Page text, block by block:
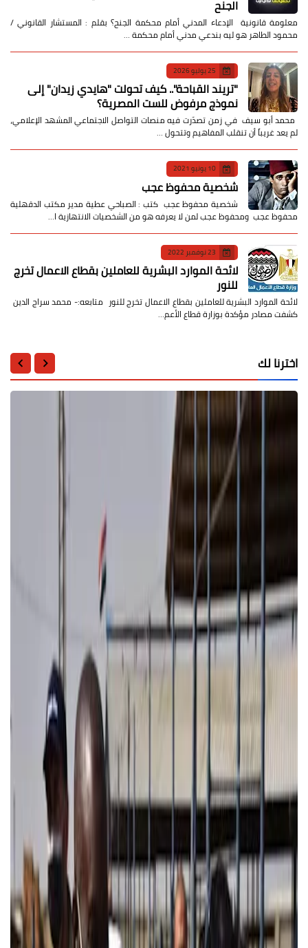
الجنح
معلومة قانونية الإدعاء المدني أمام محكمة الجنح؟ بقلم : المستشار القانوني /
محمود الطاهر هو ليه بندعي مدني أمام محكمة …
25 يوليو 2026
​"تريند القباحة".. كيف تحولت "هايدي زيدان" إلى
نموذج مرفوض للست المصرية؟
​ محمد أبو سيف ​في زمن تصدّرت فيه منصات التواصل الاجتماعي المشهد الإعلامي،
لم يعد غريباً أن تنقلب المفاهيم وتتحول …
10 يونيو 2021
شخصية محفوظ عجب
شخصية محفوظ عجب كتب : الصباحي عطية مدير مكتب الدقهلية
محفوظ عجب ومحفوظ عجب لمن لا يعرفه هو من الشخصيات الانتهازية ا…
23 نوفمبر 2022
لائحة الموارد البشرية للعاملين بقطاع الاعمال تخرج
للنور
لائحة الموارد البشرية للعاملين بقطاع الاعمال تخرج للنور متابعه:- محمد سراج الدين
كشفت مصادر مؤكدة بوزارة قطاع الأعم…
اخترنا لك